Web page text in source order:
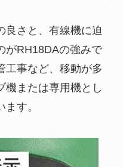
良さと、有線機に迫
がRH18DAの強みで
工事など、移動が多
機または専用機とし
す。